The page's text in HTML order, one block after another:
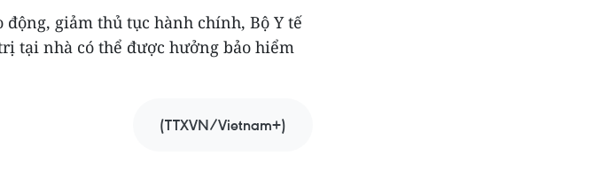
giảm thủ tục hành chính, Bộ Y tế
tại nhà có thể được hưởng bảo hiểm
(TTXVN/Vietnam+)